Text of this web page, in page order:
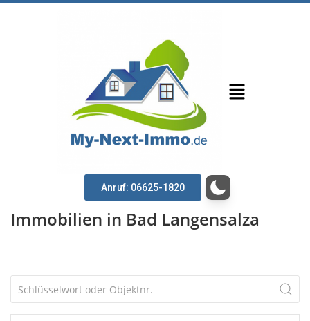
Anruf: 06625-1820
Immobilien in Bad Langensalza